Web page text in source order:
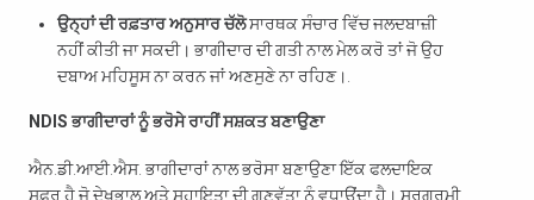
ਉਨ੍ਹਾਂ ਦੀ ਰਫ਼ਤਾਰ ਅਨੁਸਾਰ ਚੱਲੋਸਾਰਥਕ ਸੰਚਾਰ ਵਿੱਚ ਜਲਦਬਾਜ਼ੀ
ਨਹੀਂ ਕੀਤੀ ਜਾ ਸਕਦੀ। ਭਾਗੀਦਾਰ ਦੀ ਗਤੀ ਨਾਲ ਮੇਲ ਕਰੋ ਤਾਂ ਜੋ ਉਹ
ਦਬਾਅ ਮਹਿਸੂਸ ਨਾ ਕਰਨ ਜਾਂ ਅਣਸੁਣੇ ਨਾ ਰਹਿਣ।.
NDIS ਭਾਗੀਦਾਰਾਂ ਨੂੰ ਭਰੋਸੇ ਰਾਹੀਂ ਸਸ਼ਕਤ ਬਣਾਉਣਾ
ਐਨ.ਡੀ.ਆਈ.ਐਸ. ਭਾਗੀਦਾਰਾਂ ਨਾਲ ਭਰੋਸਾ ਬਣਾਉਣਾ ਇੱਕ ਫਲਦਾਇਕ
ਸਫ਼ਰ ਹੈ ਜੋ ਦੇਖਭਾਲ ਅਤੇ ਸਹਾਇਤਾ ਦੀ ਗੁਣਵੱਤਾ ਨੂੰ ਵਧਾਉਂਦਾ ਹੈ। ਸਰਗਰਮੀ